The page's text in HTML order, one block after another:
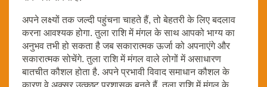
अपने लक्ष्यों तक जल्दी पहुंचना चाहते हैं, तो बेहतरी के लिए बदलाव
करना आवश्यक होगा. तुला राशि में मंगल के साथ आपको भाग्य का
अनुभव तभी हो सकता है जब सकारात्मक ऊर्जा को अपनाएंगे और
सकारात्मक सोचेंगे. तुला राशि में मंगल वाले लोगों में असाधारण
बातचीत कौशल होता है. अपने प्रभावी विवाद समाधान कौशल के
कारण वे अक्सर उत्कृष्ट प्रशासक बनते हैं. तुला राशि में मंगल के